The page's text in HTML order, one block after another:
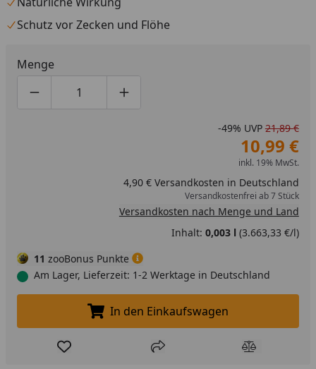
Schutz vor Zecken und Flöhe
Menge
Produktmenge um eins verringern
Produktmenge manuell eingeben
Produktmenge um eins erhöhen
-49% UVP 21,89 €
10,99 €
inkl. 19% MwSt.
4,90 € Versandkosten in Deutschland
Versandkostenfrei ab 7 Stück
Versandkosten nach Menge und Land
Inhalt: 0,003 l (3.663,33 €/l)
11 zooBonus Punkte
Am Lager, Lieferzeit: 1-2 Werktage in Deutschland
In den Einkaufswagen legen
In den Einkaufswagen
Produkt zur Wunschliste hinzufügen
Teilen Produkt